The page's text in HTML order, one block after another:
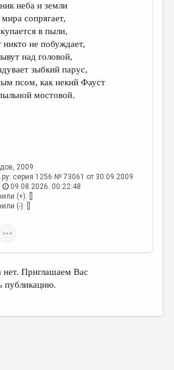
неба и земли
сопрягает,
в пыли,
не побуждает,
над головой,
зыбкий парус,
псом, как некий Фауст
мостовой.
, 2009
серия 1256 № 73061 от 30.09.2009
09.08.2026. 00:22:48
(+): []
(-): []
нет. Приглашаем Вас
публикацию.